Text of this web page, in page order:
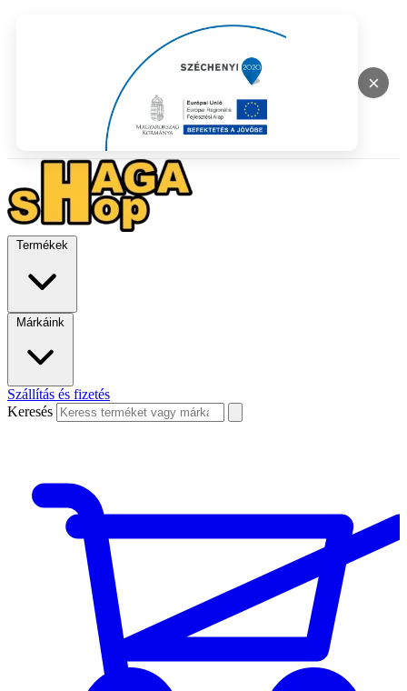
×
Termékek
Márkáink
Szállítás és fizetés
Keresés